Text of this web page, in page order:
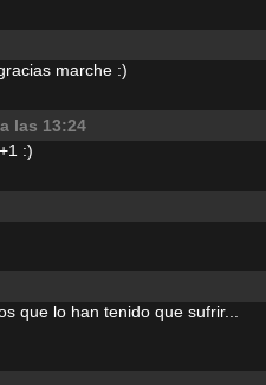
marche :)
las 13:24
:)
que lo han tenido que sufrir...